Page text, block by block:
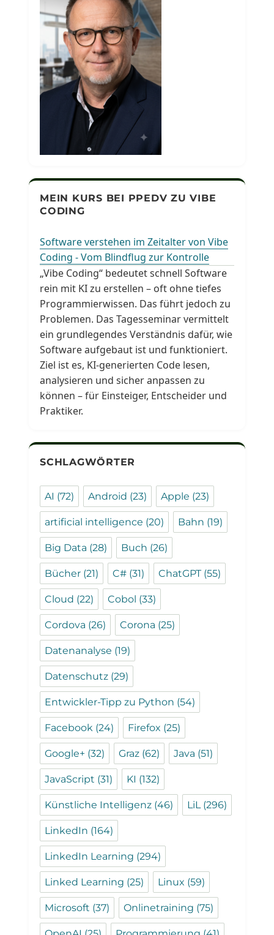
MEIN KURS BEI PPEDV ZU VIBE
CODING
Software verstehen im Zeitalter von Vibe
Coding - Vom Blindflug zur Kontrolle
„Vibe Coding“ bedeutet schnell Software
rein mit KI zu erstellen – oft ohne tiefes
Programmierwissen. Das führt jedoch zu
Problemen. Das Tagesseminar vermittelt
ein grundlegendes Verständnis dafür, wie
Software aufgebaut ist und funktioniert.
Ziel ist es, KI-generierten Code lesen,
analysieren und sicher anpassen zu
können – für Einsteiger, Entscheider und
Praktiker.
SCHLAGWÖRTER
AI (72) Android (23) Apple (23)
artificial intelligence (20) Bahn (19)
Big Data (28) Buch (26)
Bücher (21) C# (31) ChatGPT(55)
Cloud (22) Cobol (33)
Cordova (26) Corona (25)
Datenanalyse (19)
Datenschutz (29)
Entwickler-Tipp zu Python (54)
Facebook (24) Firefox (25)
Google+ (32) Graz (62) Java (51)
JavaScript (31) KI (132)
Künstliche Intelligenz (46) LiL(296)
LinkedIn (164)
LinkedIn Learning (294)
Linked Learning (25) Linux (59)
Microsoft (37) Onlinetraining (75)